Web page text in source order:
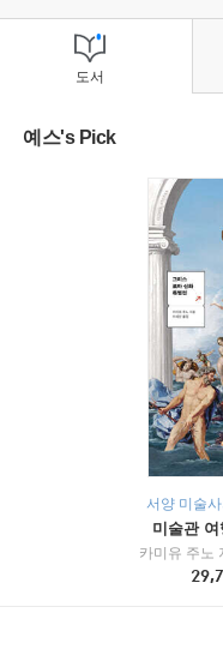
도서
예스's Pick
서양 미술
미술관 여
카미유 주노